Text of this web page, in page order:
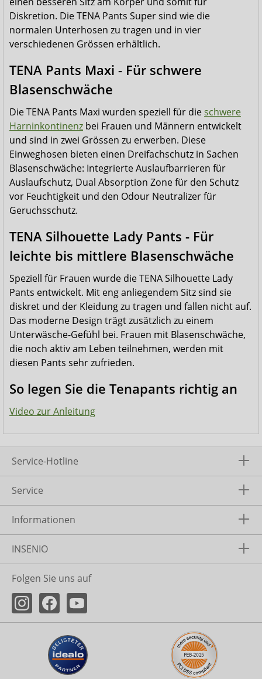
Diskretion. Die TENA Pants Super sind wie die
normalen Unterhosen zu tragen und in vier
verschiedenen Grössen erhältlich.
TENA Pants Maxi - Für schwere
Blasenschwäche
Die TENA Pants Maxi wurden speziell für dieschwere
Harninkontinenz bei Frauen und Männern entwickelt
und sind in zwei Grössen zu erwerben. Diese
Einweghosen bieten einen Dreifachschutz in Sachen
Blasenschwäche: Integrierte Auslaufbarrieren für
Auslaufschutz, Dual Absorption Zone für den Schutz
vor Feuchtigkeit und den Odour Neutralizer für
Geruchsschutz.
TENA Silhouette Lady Pants - Für
leichte bis mittlere Blasenschwäche
Speziell für Frauen wurde die TENA Silhouette Lady
Pants entwickelt. Mit eng anliegendem Sitz sind sie
diskret und der Kleidung zu tragen und fallen nicht auf.
Das moderne Design trägt zusätzlich zu einem
Unterwäsche-Gefühl bei. Frauen mit Blasenschwäche,
die noch aktiv am Leben teilnehmen, werden mit
diesen Pants sehr zufrieden.
So legen Sie die Tenapants richtig an
Video zur Anleitung
Service-Hotline
Service
Informationen
INSENIO
Folgen Sie uns auf